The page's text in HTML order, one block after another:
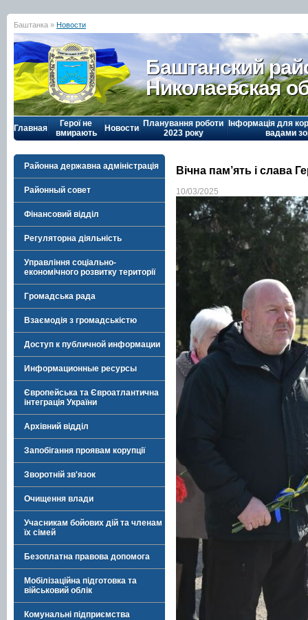
Баштанка » Новости
Баштанский
Николаевская
Главная
Герої не
вмирають
Новости Планування роботи
2023 року
Інформація для
вадами
Районна державна адміністрація
Районный совет
Фінансовий відділ
Регуляторна діяльність
Управління соціально-
економічного розвитку території
Громадська рада
Взаємодія з громадськістю
Доступ к публичной информации
Информационные ресурсы
Європейська та Євроатлантична
інтеграція України
Архівний відділ
Запобігання проявам корупції
Зворотній зв'язок
Очищення влади
Учасникам бойових дій та членам
їх сімей
Безоплатна правова допомога
Мобілізаційна підготовка та
військовий облік
Комунальні підприємства
Вічна пам’ять і слава
10/03/2025